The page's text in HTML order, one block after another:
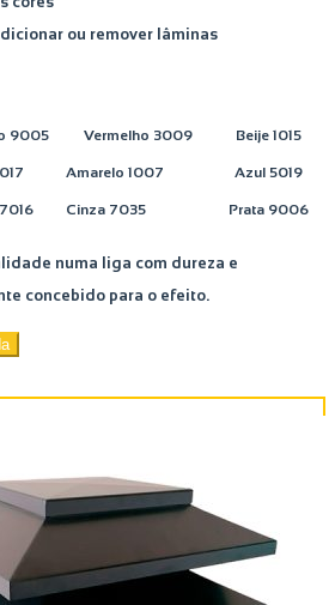
ou remover lâminas
9005 Vermelho 3009 Beije 1015
Amarelo 1007 Azul 5019
Cinza 7035 Prata 9006
numa liga com dureza e
concebido para o efeito.